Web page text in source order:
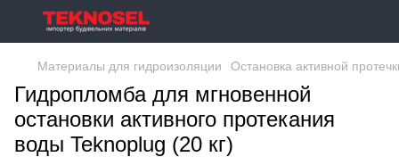
Материалы для гидроизоляции Остановка активной
Гидропломба для мгновенной
остановки активного протекания
воды Teknoplug (20 кг)